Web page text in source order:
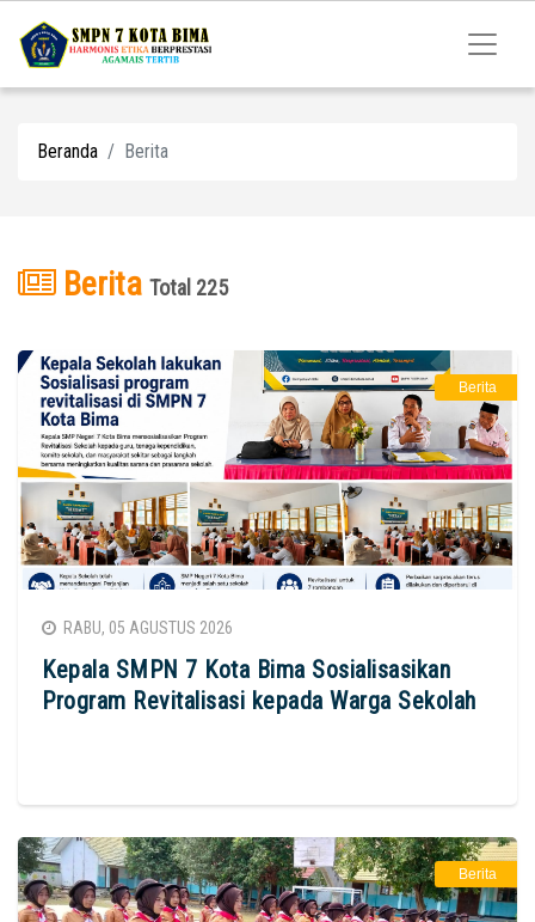
Beranda Berita
Berita Total 225
Berita
RABU, 05 AGUSTUS 2026
Kepala SMPN 7 Kota Bima Sosialisasikan
Program Revitalisasi kepada Warga Sekolah
Berita